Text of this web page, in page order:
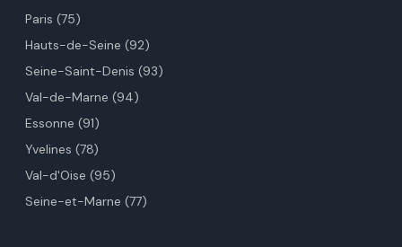
Paris (75)
Hauts-de-Seine (92)
Seine-Saint-Denis (93)
Val-de-Marne (94)
Essonne (91)
Yvelines (78)
Val-d'Oise (95)
Seine-et-Marne (77)